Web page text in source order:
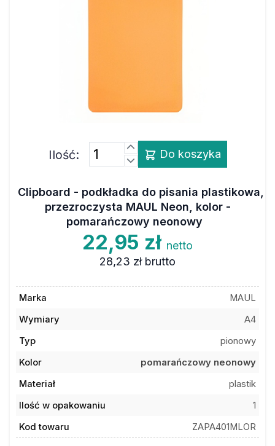
Ilość: Do koszyka
Clipboard - podkładka do pisania plastikowa,
przezroczysta MAUL Neon, kolor -
pomarańczowy neonowy
22,95 zł netto
28,23 zł brutto
Marka
MAUL
Wymiary
A4
Typ
pionowy
Kolor
pomarańczowy neonowy
Materiał
plastik
Ilość w opakowaniu
1
Kod towaru
ZAPA401MLOR